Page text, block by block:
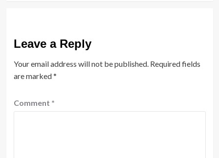
Leave a Reply
Your email address will not be published. Required fields
are marked*
Comment *